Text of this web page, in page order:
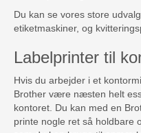
Du kan se vores store
etiketmaskiner, og
Labelprinter til
Hvis du arbejder i et
Brother være næsten helt
kontoret. Du kan med en
printe nogle ret så holdbare